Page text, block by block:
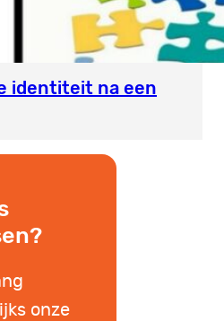
identiteit na een
onze